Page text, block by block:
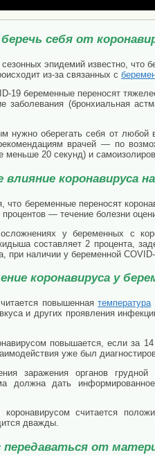
себя от
эпидемий известно,
из-за связанных с
19 беременные переносят
заболевания (бронхиальная
нужно оберегать себя от
врачей — по
20 секунд) и
влияние коронавируса
что беременные переносят
— течение болезни
у беременных с
составляет 2 процента,
при наличии у беременной
коронавируса у
повышеннаятемпература
и других проявления
повышается, если за
уже был
заражения органов
должна дать
считается
дважды.
от